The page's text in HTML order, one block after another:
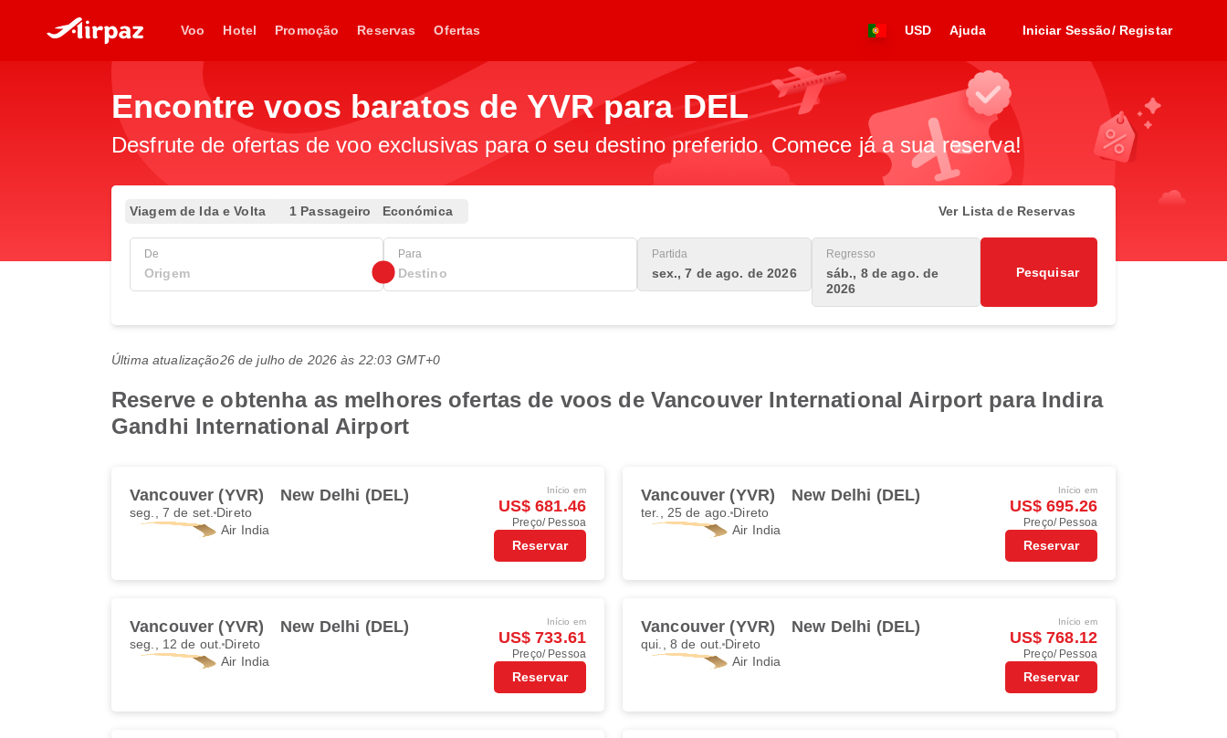
Voo Hotel Promoção Reservas Ofertas USD Ajuda Iniciar Sessão/ Registar
Encontre voos baratos de YVR para DEL
Desfrute de ofertas de voo exclusivas para o seu destino preferido. Comece já a sua reserva!
Viagem de Ida e Volta 1 Passageiro Económica Ver Lista de Reservas
De Para Partida
sex., 7 de ago. de 2026
Regresso
sáb., 8 de ago. de
2026
Pesquisar
Última atualização26 de julho de 2026 às 22:03 GMT+0
Reserve e obtenha as melhores ofertas de voos de Vancouver International Airport para Indira
Gandhi International Airport
Vancouver (YVR) New Delhi (DEL)
seg., 7 de set. Direto
Air India
Início em
US$ 681.46
Preço/ Pessoa
Reservar
Vancouver (YVR) New Delhi (DEL)
ter., 25 de ago. Direto
Air India
Início em
US$ 695.26
Preço/ Pessoa
Reservar
Vancouver (YVR) New Delhi (DEL)
seg., 12 de out. Direto
Air India
Início em
US$ 733.61
Preço/ Pessoa
Reservar
Vancouver (YVR) New Delhi (DEL)
qui., 8 de out. Direto
Air India
Início em
US$ 768.12
Preço/ Pessoa
Reservar